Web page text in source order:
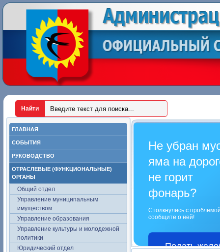
ГЛАВНАЯ
СОБЫТИЯ
РУКОВОДСТВО
ОТРАСЛЕВЫЕ (ФУНКЦИОНАЛЬНЫЕ)
ОРГАНЫ
Общий отдел
Управление муниципальным
имуществом
Управление образования
Управление культуры и молодежной
политики
Юридический отдел
Не убран
яма на
не горит
фонарь?
Столкнулись с
сообщите о ней!
Подать